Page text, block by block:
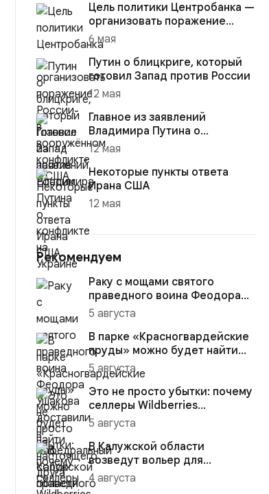
Цель политики Центробанка —
организовать поражение
России в вооружённом
конфликте с США
6 мая
Путин о блицкриге, который
готовил Запад против России
12 мая
Главное из заявлений
Владимира Путина о
конфликте на Украине
12 мая
Некоторые пункты ответа
Ирана США
12 мая
Рекомендуем
Раку с мощами святого
праведного воина Феодора
Ушакова доставили в
Кафедраль...
5 августа
В парке «Красногвардейские
пруды» можно будет найти
настоящего друга
5 августа
Это не просто убытки: почему
селлеры Wildberries
заполонили мой кабинет и
5 августа
В Калужской области
возведут вольер для
краснокнижных животных
4 августа